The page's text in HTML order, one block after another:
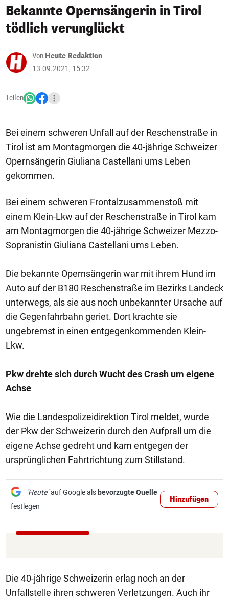
Bekannte Opernsängerin in Tirol
tödlich verunglückt
Von Heute Redaktion
13.09.2021, 15:32
Teilen
Bei einem schweren Unfall auf der Reschenstraße in
Tirol ist am Montagmorgen die 40-jährige Schweizer
Opernsängerin Giuliana Castellani ums Leben
gekommen.
Bei einem schweren Frontalzusammenstoß mit
einem Klein-Lkw auf der Reschenstraße in Tirol kam
am Montagmorgen die 40-jährige Schweizer Mezzo-
Sopranistin Giuliana Castellani ums Leben.
Die bekannte Opernsängerin war mit ihrem Hund im
Auto auf der B180 Reschenstraße im Bezirks Landeck
unterwegs, als sie aus noch unbekannter Ursache auf
die Gegenfahrbahn geriet. Dort krachte sie
ungebremst in einen entgegenkommenden Klein-
Lkw.
Pkw drehte sich durch Wucht des Crash um eigene
Achse
Wie die Landespolizeidirektion Tirol meldet, wurde
der Pkw der Schweizerin durch den Aufprall um die
eigene Achse gedreht und kam entgegen der
ursprünglichen Fahrtrichtung zum Stillstand.
"Heute"auf Google als bevorzugte Quelle
festlegen
Hinzufügen
Die 40-jährige Schweizerin erlag noch an der
Unfallstelle ihren schweren Verletzungen. Auch ihr